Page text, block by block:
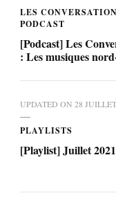
LES
PODCAST
[Podcast] Les
: Les musiques
UPDATED ON 28
PLAYLISTS
[Playlist] Juillet